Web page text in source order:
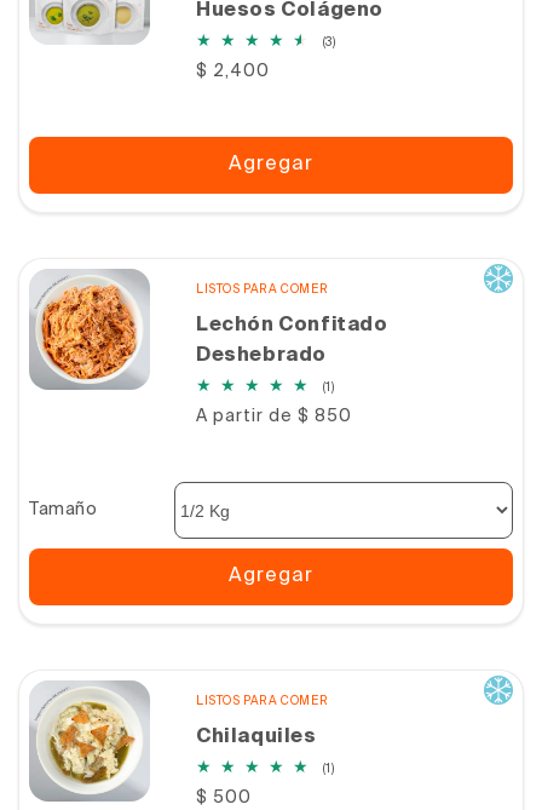
Huesos Colágeno
(3)3
Precio
$ 2,400
Agregar
LISTOS PARA COMER
Lechón Confitado
Deshebrado
(1)1
totales
Precio
A partir de $ 850
Tamaño
Agregar
LISTOS PARA COMER
Chilaquiles
(1)1
Precio
$ 500